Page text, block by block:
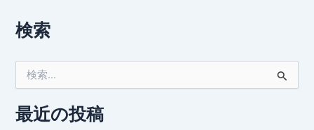
検索
象
:最近の投稿